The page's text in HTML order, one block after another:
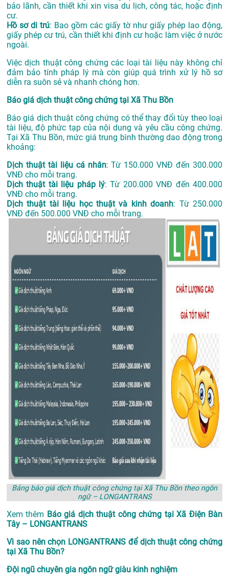
bảo lãnh, cần thiết khi xin visa du lịch, công tác, hoặc định
cư.
Hồ sơ di trú: Bao gồm các giấy tờ như giấy phép lao động,
giấy phép cư trú, cần thiết khi định cư hoặc làm việc ở nước
ngoài.
Việc dịch thuật công chứng các loại tài liệu này không chỉ
đảm bảo tính pháp lý mà còn giúp quá trình xử lý hồ sơ
diễn ra suôn sẻ và nhanh chóng hơn.
Báo giá dịch thuật công chứng tại Xã Thu Bồn
Báo giá dịch thuật công chứng có thể thay đổi tùy theo loại
tài liệu, độ phức tạp của nội dung và yêu cầu công chứng.
Tại Xã Thu Bồn, mức giá trung bình thường dao động trong
khoảng:
Dịch thuật tài liệu cá nhân: Từ 150.000 VNĐ đến 300.000
VNĐ cho mỗi trang.
Dịch thuật tài liệu pháp lý: Từ 200.000 VNĐ đến 400.000
VNĐ cho mỗi trang.
Dịch thuật tài liệu học thuật và kinh doanh: Từ 250.000
VNĐ đến 500.000 VNĐ cho mỗi trang.
Bảng báo giá dịch thuật công chứng tại Xã Thu Bồn theo ngôn
ngữ – LONGANTRANS
Xem thêm Báo giá dịch thuật công chứng tại Xã Điện Bàn
Tây – LONGANTRANS
Vì sao nên chọn LONGANTRANS để dịch thuật công chứng
tại Xã Thu Bồn?
Đội ngũ chuyên gia ngôn ngữ giàu kinh nghiệm